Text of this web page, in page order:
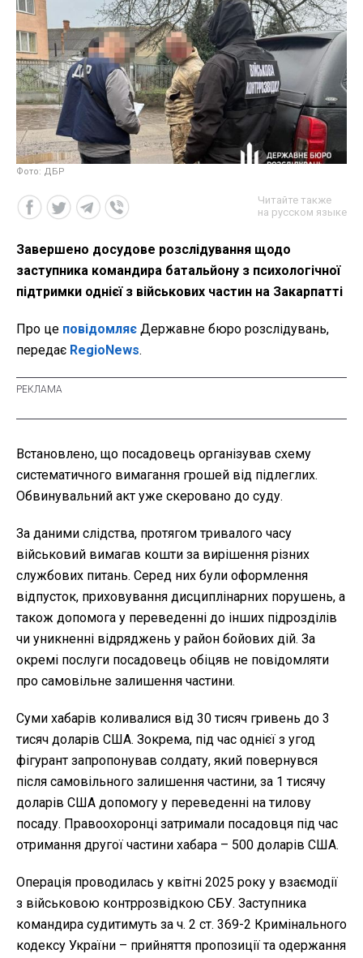
Фото: ДБР
Читайте также
на русском языке
Завершено досудове розслідування щодо
заступника командира батальйону з психологічної
підтримки однієї з військових частин на Закарпатті
Про це повідомляє Державне бюро розслідувань,
передає RegioNews.
Встановлено, що посадовець організував схему
систематичного вимагання грошей від підлеглих.
Обвинувальний акт уже скеровано до суду.
За даними слідства, протягом тривалого часу
військовий вимагав кошти за вирішення різних
службових питань. Серед них були оформлення
відпусток, приховування дисциплінарних порушень, а
також допомога у переведенні до інших підрозділів
чи уникненні відряджень у район бойових дій. За
окремі послуги посадовець обіцяв не повідомляти
про самовільне залишення частини.
Суми хабарів коливалися від 30 тисяч гривень до 3
тисяч доларів США. Зокрема, під час однієї з угод
фігурант запропонував солдату, який повернувся
після самовільного залишення частини, за 1 тисячу
доларів США допомогу у переведенні на тилову
посаду. Правоохоронці затримали посадовця під час
отримання другої частини хабара – 500 доларів США.
Операція проводилась у квітні 2025 року у взаємодії
з військовою контррозвідкою СБУ. Заступника
командира судитимуть за ч. 2 ст. 369-2 Кримінального
кодексу України – прийняття пропозиції та одержання